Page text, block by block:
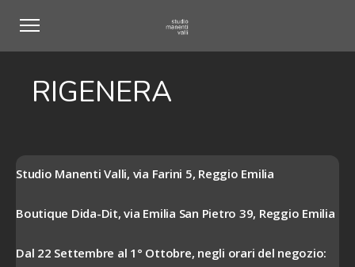
RIGENERA
Studio Manenti Valli, via Farini 5, Reggio Emilia
Boutique Dida-Dit, via Emilia San Pietro 39, Reggio Emilia
Dal 22 Settembre al 1° Ottobre, negli orari del negozio: